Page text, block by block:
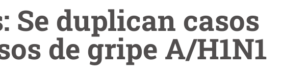
Se duplican casos
de gripe A/H1N1